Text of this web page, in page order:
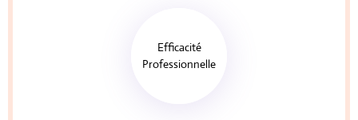
Efficacité
Professionnelle